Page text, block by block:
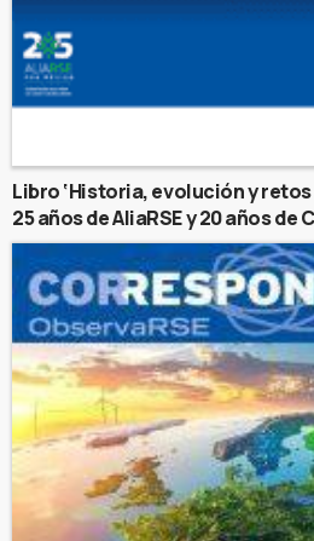
Libro ‘Historia, evolución y
25 años de AliaRSE y 20 años